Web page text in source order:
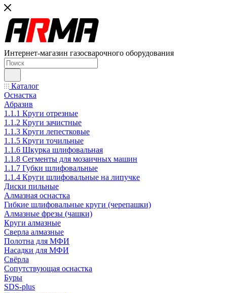
Интернет-магазин газосварочного оборудования
Каталог
Оснастка
Абразив
1.1.1 Круги отрезные
1.1.2 Круги зачистные
1.1.3 Круги лепестковые
1.1.5 Круги точильные
1.1.6 Шкурка шлифовальная
1.1.8 Сегменты для мозаичных машин
1.1.7 Губки шлифовальные
1.1.4 Круги шлифовальные на липучке
Диски пильные
Алмазная оснастка
Гибкие шлифовальные круги (черепашки)
Алмазные фрезы (чашки)
Круги алмазные
Сверла алмазные
Полотна для МФИ
Насадки для МФИ
Свёрла
Сопутствующая оснастка
Буры
SDS-plus